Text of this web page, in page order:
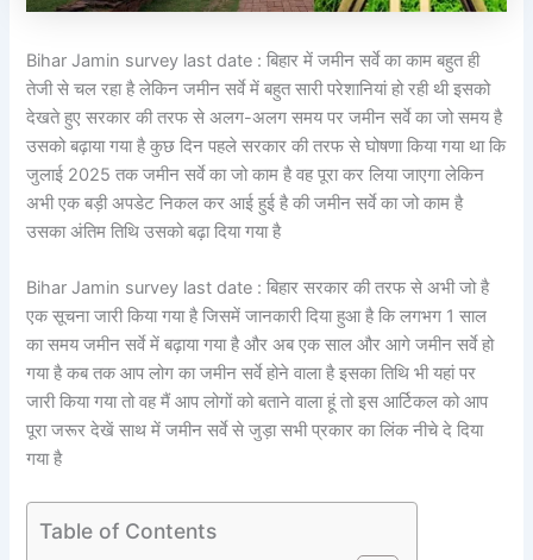
Bihar Jamin survey last date : बिहार में जमीन सर्वे का काम बहुत ही
तेजी से चल रहा है लेकिन जमीन सर्वे में बहुत सारी परेशानियां हो रही थी इसको
देखते हुए सरकार की तरफ से अलग-अलग समय पर जमीन सर्वे का जो समय है
उसको बढ़ाया गया है कुछ दिन पहले सरकार की तरफ से घोषणा किया गया था कि
जुलाई 2025 तक जमीन सर्वे का जो काम है वह पूरा कर लिया जाएगा लेकिन
अभी एक बड़ी अपडेट निकल कर आई हुई है की जमीन सर्वे का जो काम है
उसका अंतिम तिथि उसको बढ़ा दिया गया है
Bihar Jamin survey last date : बिहार सरकार की तरफ से अभी जो है
एक सूचना जारी किया गया है जिसमें जानकारी दिया हुआ है कि लगभग 1 साल
का समय जमीन सर्वे में बढ़ाया गया है और अब एक साल और आगे जमीन सर्वे हो
गया है कब तक आप लोग का जमीन सर्वे होने वाला है इसका तिथि भी यहां पर
जारी किया गया तो वह मैं आप लोगों को बताने वाला हूं तो इस आर्टिकल को आप
पूरा जरूर देखें साथ में जमीन सर्वे से जुड़ा सभी प्रकार का लिंक नीचे दे दिया
गया है
Table of Contents